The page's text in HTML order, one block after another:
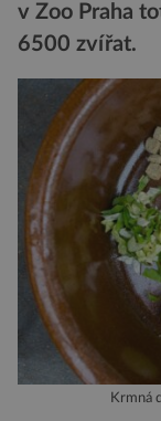
v Zoo Praha
6500 zvířat.
Krmná